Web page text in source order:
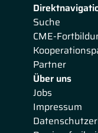
Suche
CME-
Partner
Über uns
Jobs
Impressum